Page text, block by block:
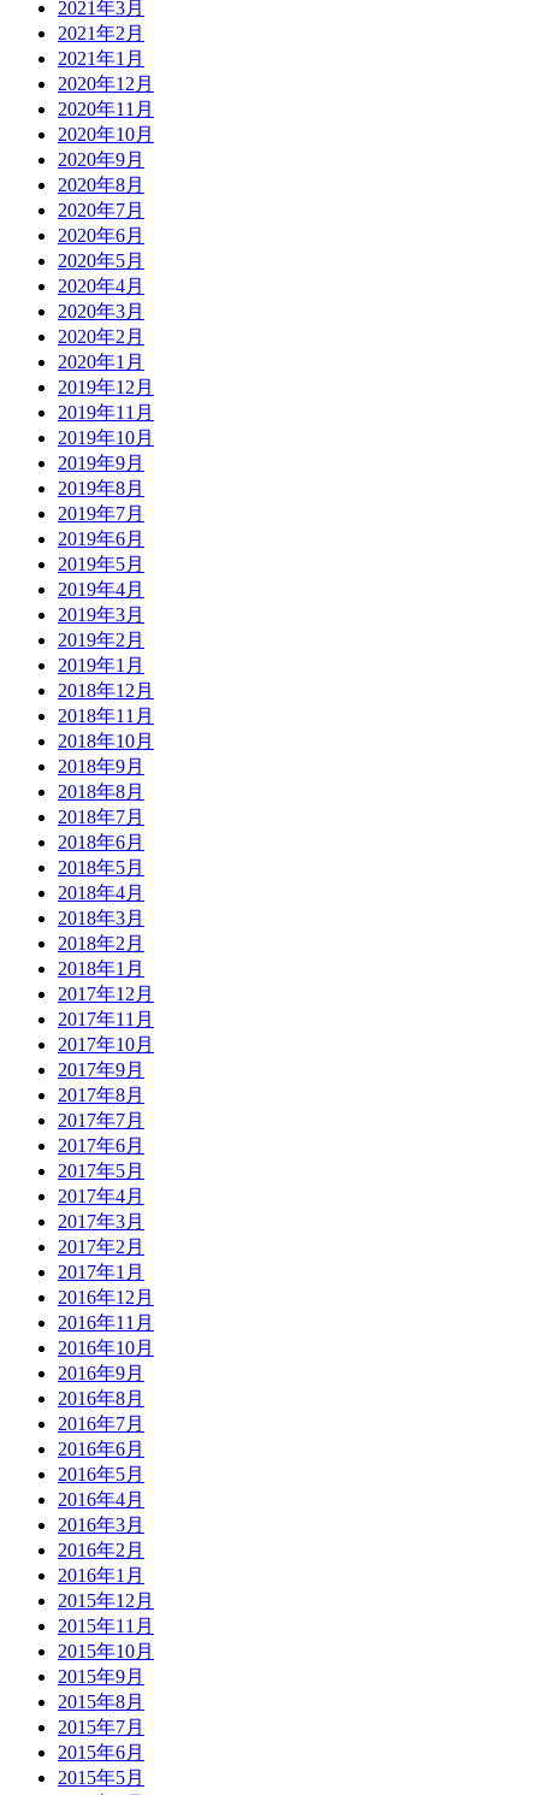
2021年3月
2021年2月
2021年1月
2020年12月
2020年11月
2020年10月
2020年9月
2020年8月
2020年7月
2020年6月
2020年5月
2020年4月
2020年3月
2020年2月
2020年1月
2019年12月
2019年11月
2019年10月
2019年9月
2019年8月
2019年7月
2019年6月
2019年5月
2019年4月
2019年3月
2019年2月
2019年1月
2018年12月
2018年11月
2018年10月
2018年9月
2018年8月
2018年7月
2018年6月
2018年5月
2018年4月
2018年3月
2018年2月
2018年1月
2017年12月
2017年11月
2017年10月
2017年9月
2017年8月
2017年7月
2017年6月
2017年5月
2017年4月
2017年3月
2017年2月
2017年1月
2016年12月
2016年11月
2016年10月
2016年9月
2016年8月
2016年7月
2016年6月
2016年5月
2016年4月
2016年3月
2016年2月
2016年1月
2015年12月
2015年11月
2015年10月
2015年9月
2015年8月
2015年7月
2015年6月
2015年5月